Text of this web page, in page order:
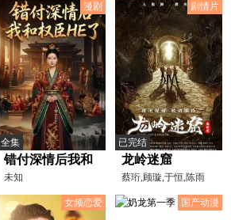
漫剧
全集
错付深情后我和
权臣HE了
未知
剧情片
已完结
龙岭迷窟
蔡珩,顾璇,于恒,陈雨
锶,马浴柯
女频恋爱 国产动漫